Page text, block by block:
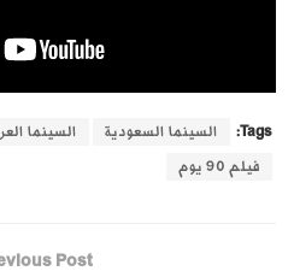
Tags: السينما السعودية السينما
فيلم 90 يوم
Post